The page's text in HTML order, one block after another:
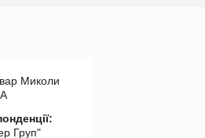
Миколи
Груп"